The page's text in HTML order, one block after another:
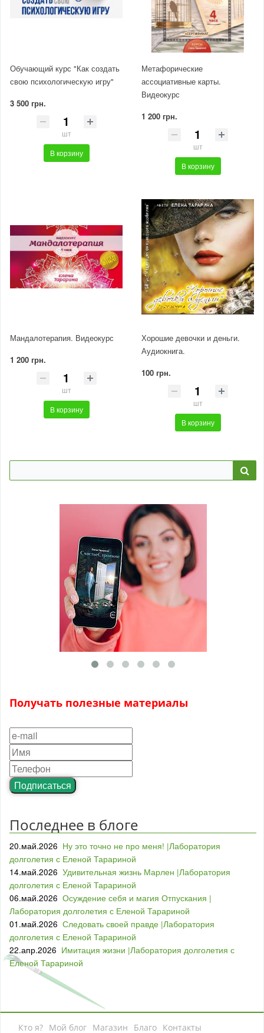
Обучающий курс "Как создать
свою психологическую игру"
3 500 грн.
шт
В корзину
Метафорические
ассоциативные карты.
Видеокурс
1 200 грн.
шт
В корзину
Мандалотерапия. Видеокурс
1 200 грн.
шт
В корзину
Хорошие девочки и деньги.
Аудиокнига.
100 грн.
шт
В корзину
Получать полезные материалы
Подписаться
Последнее в блоге
20.май.2026 Ну это точно не про меня! |Лаборатория
долголетия с Еленой Тарариной
14.май.2026 Удивительная жизнь Марлен |Лаборатория
долголетия с Еленой Тарариной
06.май.2026 Осуждение себя и магия Отпускания |
Лаборатория долголетия с Еленой Тарариной
01.май.2026 Следовать своей правде |Лаборатория
долголетия с Еленой Тарариной
22.апр.2026 Имитация жизни |Лаборатория долголетия с
Еленой Тарариной
Кто я? Мой блог Магазин Благо Контакты